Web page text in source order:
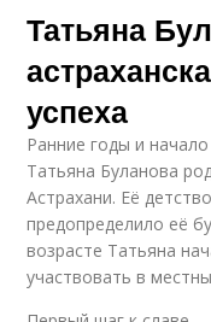
Татьяна
успеха
Ранние годы и
Татьяна Буланова
Астрахани. Её
предопределило её
возрасте Татьяна
участвовать в